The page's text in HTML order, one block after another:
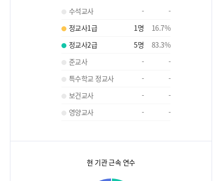
수석교사 -
-
정교사1급
1명 16.7%
정교사2급
5명 83.3%
준교사
-
-
특수학교 정교사
-
-
보건교사
-
-
영양교사
- -
현 기관 근속 연수